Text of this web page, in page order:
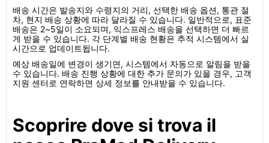
배송 시간은 발송지와 수령지의 거리, 선택한 배송 옵션, 통관 절
차, 현지 배송 상황에 따라 달라질 수 있습니다. 일반적으로, 표준
배송은 2~5일이 소요되며, 익스프레스 배송을 선택하면 더 빠르
게 받을 수 있습니다. 각 단계별 배송 현황은 추적 시스템에서 실
시간으로 업데이트됩니다.
예상 배송일에 변경이 생기면, 시스템에서 자동으로 알림을 받을
수 있습니다. 배송 진행 상황에 대한 추가 문의가 있을 경우, 고객
지원 센터로 연락하면 상세 정보를 안내받을 수 있습니다.
Scoprire dove si trova il